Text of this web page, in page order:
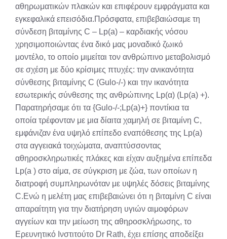
αθηρωματικών πλακών και επιφέρουν εμφράγματα και
εγκεφαλικά επεισόδια.Πρόσφατα, επιβεβαιώσαμε τη
σύνδεση βιταμίνης C – Lp(a) – καρδιακής νόσου
χρησιμοποιώντας ένα δικό μας μοναδικό ζωικό
μοντέλο, το οποίο μιμείται τον ανθρώπινο μεταβολισμό
σε σχέση με δύο κρίσιμες πτυχές: την ανικανότητα
σύνθεσης βιταμίνης C (Gulo-/-) και την ικανότητα
εσωτερικής σύνθεσης της ανθρώπινης Lp(α) (Lp(a) +).
Παρατηρήσαμε ότι τα {Gulo-/-;Lp(a)+} ποντίκια τα
οποία τρέφονταν με μια δίαιτα χαμηλή σε βιταμίνη C,
εμφάνιζαν ένα υψηλό επίπεδο εναπόθεσης της Lp(a)
στα αγγειακά τοιχώματα, αναπτύσσοντας
αθηροσκληρωτικές πλάκες και είχαν αυξημένα επίπεδα
Lp(a ) στο αίμα, σε σύγκριση με ζώα, των οποίων η
διατροφή συμπληρωνόταν με υψηλές δόσεις βιταμίνης
C.Ενώ η μελέτη μας επιβεβαιώνει ότι η βιταμίνη C είναι
απαραίτητη για την διατήρηση υγιών αιμοφόρων
αγγείων και την μείωση της αθηροσκλήρωσης, το
Ερευνητικό Ινστιτούτο Dr Rath, έχει επίσης αποδείξει